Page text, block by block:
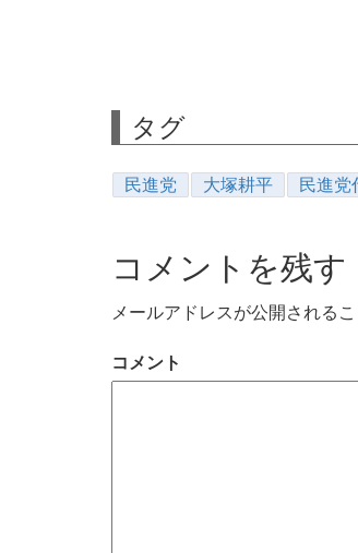
タグ
民進党 大塚耕平 民進党
コメントを残す
メールアドレスが公開されるこ
コメント